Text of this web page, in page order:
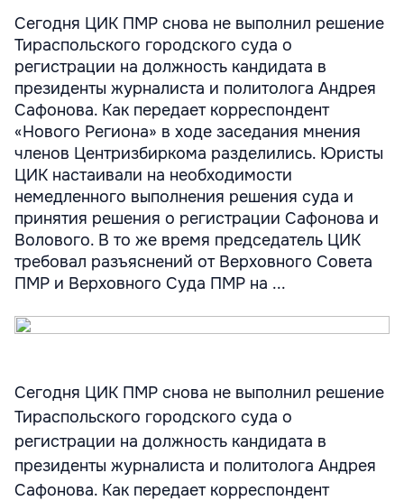
Сегодня ЦИК ПМР снова не выполнил решение
Тираспольского городского суда о
регистрации на должность кандидата в
президенты журналиста и политолога Андрея
Сафонова. Как передает корреспондент
«Нового Региона» в ходе заседания мнения
членов Центризбиркома разделились. Юристы
ЦИК настаивали на необходимости
немедленного выполнения решения суда и
принятия решения о регистрации Сафонова и
Волового. В то же время председатель ЦИК
требовал разъяснений от Верховного Совета
ПМР и Верховного Суда ПМР на ...
Сегодня ЦИК ПМР снова не выполнил решение
Тираспольского городского суда о
регистрации на должность кандидата в
президенты журналиста и политолога Андрея
Сафонова. Как передает корреспондент